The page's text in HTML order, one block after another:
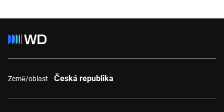
Země/oblast Česká republika